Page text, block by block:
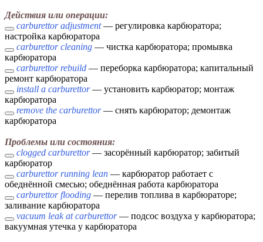
Действия или операции:
carburettor adjustment— регулировка карбюратора;
настройка карбюратора
carburettor cleaning — чистка карбюратора; промывка
карбюратора
carburettor rebuild — переборка карбюратора; капитальный
ремонт карбюратора
install a carburettor— установить карбюратор; монтаж
карбюратора
remove the carburettor— снять карбюратор; демонтаж
карбюратора
Проблемы или состояния:
clogged carburettor— засорённый карбюратор; забитый
карбюратор
carburettor running lean — карбюратор работает с
обеднённой смесью; обеднённая работа карбюратора
carburettor flooding — перелив топлива в карбюраторе;
заливание карбюратора
vacuum leak at carburettor— подсос воздуха у карбюратора;
вакуумная утечка у карбюратора